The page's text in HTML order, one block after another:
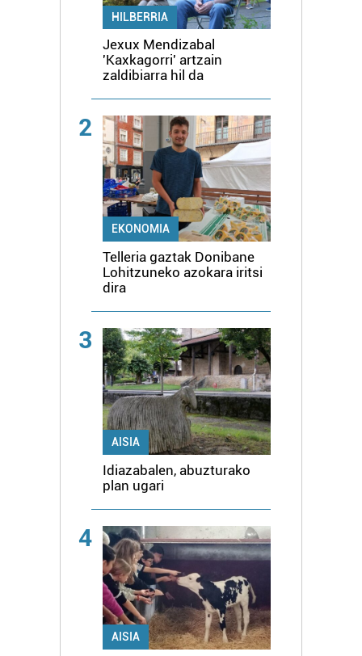
HILBERRIA
Jexux Mendizabal
'Kaxkagorri' artzain
zaldibiarra hil da
2
EKONOMIA
Telleria gaztak Donibane
Lohitzuneko azokara iritsi
dira
3
AISIA
Idiazabalen, abuzturako
plan ugari
4
AISIA